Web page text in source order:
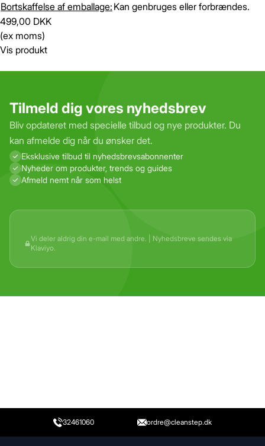
Bortskaffelse af emballage: Kan genbruges eller forbrændes.
499,00 DKK
(ex moms)
Vis produkt
Tilmeld dig vores nyhedsbrev
Bliv opdateret med specielle tilbud og nye produkter. Du
kan afmelde dig når du ønsker det.
Eksklusive tilbud til nyhedsbrevs­abonnenter
Nyheder om produkter, trends og guides
Afmeld nemt når som helst
Vi deler aldrig din e-mail med andre. | Nyhedsbreve sendes via
Klaviyo.
32461060 ordre@cleanstep.dk